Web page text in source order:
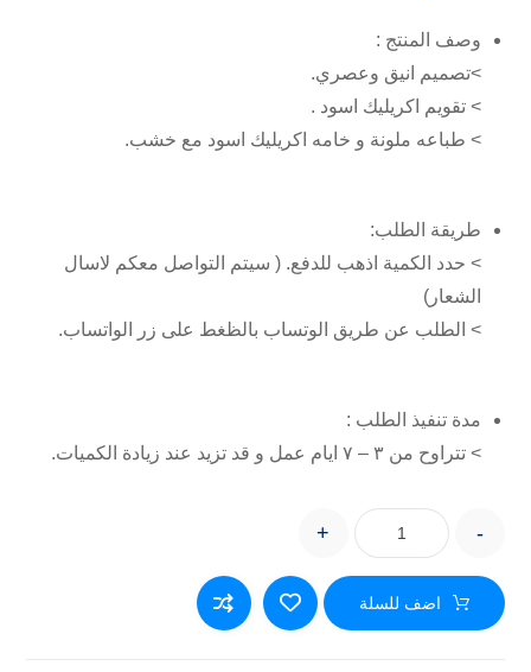
وصف المنتج :
>تصميم انيق وعصري.
> تقويم اكريليك اسود .
> طباعه ملونة و خامه اكريليك اسود مع خشب.
طريقة الطلب:
> حدد الكمية اذهب للدفع. ( سيتم التواصل معكم لاسال
الشعار)
> الطلب عن طريق الوتساب بالظغط على زر الواتساب.
مدة تنفيذ الطلب :
> تتراوح من ٣ – ٧ ايام عمل و قد تزيد عند زيادة الكميات.
-
+
اضف للسلة